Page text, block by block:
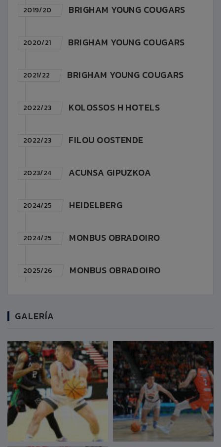
2019/20 BRIGHAM YOUNG COUGARS
2020/21 BRIGHAM YOUNG COUGARS
2021/22 BRIGHAM YOUNG COUGARS
2022/23 KOLOSSOS H HOTELS
2022/23 FILOU OOSTENDE
2023/24 ACUNSA GIPUZKOA
2024/25 HEIDELBERG
2024/25 MONBUS OBRADOIRO
2025/26 MONBUS OBRADOIRO
GALERÍA